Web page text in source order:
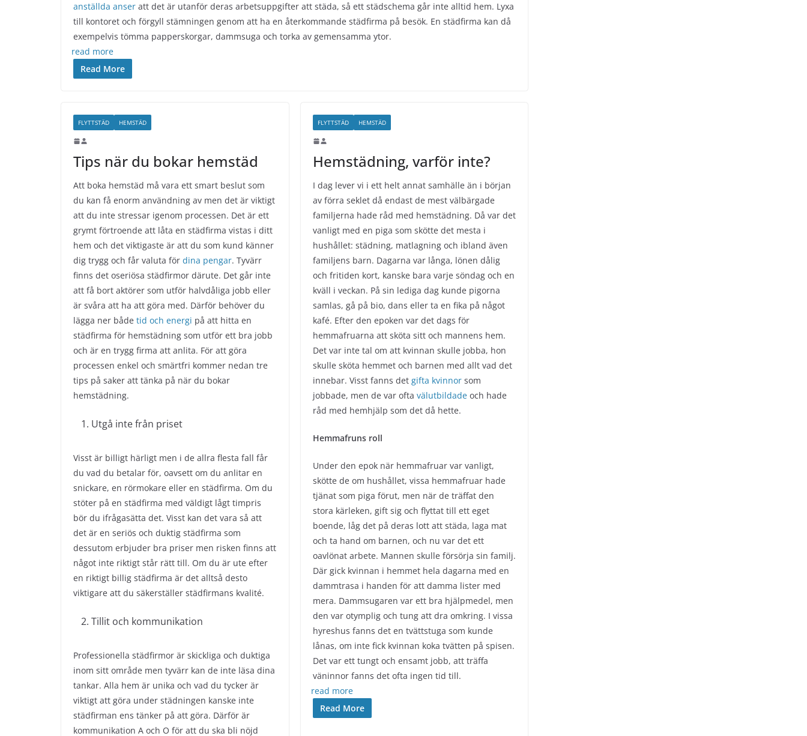
anställda anser att det är utanför deras arbetsuppgifter att städa, så ett städschema går inte alltid hem. Lyxa
till kontoret och förgyll stämningen genom att ha en återkommande städfirma på besök. En städfirma kan då
exempelvis tömma papperskorgar, dammsuga och torka av gemensamma ytor.
read more
Read More
FLYTTSTÄD HEMSTÄD
Tips när du bokar hemstäd
Att boka hemstäd må vara ett smart beslut som
du kan få enorm användning av men det är viktigt
att du inte stressar igenom processen. Det är ett
grymt förtroende att låta en städfirma vistas i ditt
hem och det viktigaste är att du som kund känner
dig trygg och får valuta för dina pengar. Tyvärr
finns det oseriösa städfirmor därute. Det går inte
att få bort aktörer som utför halvdåliga jobb eller
är svåra att ha att göra med. Därför behöver du
lägga ner både tid och energi på att hitta en
städfirma för hemstädning som utför ett bra jobb
och är en trygg firma att anlita. För att göra
processen enkel och smärtfri kommer nedan tre
tips på saker att tänka på när du bokar
hemstädning.
Utgå inte från priset
Visst är billigt härligt men i de allra flesta fall får
du vad du betalar för, oavsett om du anlitar en
snickare, en rörmokare eller en städfirma. Om du
stöter på en städfirma med väldigt lågt timpris
bör du ifrågasätta det. Visst kan det vara så att
det är en seriös och duktig städfirma som
dessutom erbjuder bra priser men risken finns att
något inte riktigt står rätt till. Om du är ute efter
en riktigt billig städfirma är det alltså desto
viktigare att du säkerställer städfirmans kvalité.
Tillit och kommunikation
Professionella städfirmor är skickliga och duktiga
inom sitt område men tyvärr kan de inte läsa dina
tankar. Alla hem är unika och vad du tycker är
viktigt att göra under städningen kanske inte
städfirman ens tänker på att göra. Därför är
kommunikation A och O för att du ska bli nöjd
FLYTTSTÄD HEMSTÄD
Hemstädning, varför inte?
I dag lever vi i ett helt annat samhälle än i början
av förra seklet då endast de mest välbärgade
familjerna hade råd med hemstädning. Då var det
vanligt med en piga som skötte det mesta i
hushållet: städning, matlagning och ibland även
familjens barn. Dagarna var långa, lönen dålig
och fritiden kort, kanske bara varje söndag och en
kväll i veckan. På sin lediga dag kunde pigorna
samlas, gå på bio, dans eller ta en fika på något
kafé. Efter den epoken var det dags för
hemmafruarna att sköta sitt och mannens hem.
Det var inte tal om att kvinnan skulle jobba, hon
skulle sköta hemmet och barnen med allt vad det
innebar. Visst fanns det gifta kvinnorsom
jobbade, men de var ofta välutbildadeoch hade
råd med hemhjälp som det då hette.
Hemmafruns roll
Under den epok när hemmafruar var vanligt,
skötte de om hushållet, vissa hemmafruar hade
tjänat som piga förut, men när de träffat den
stora kärleken, gift sig och flyttat till ett eget
boende, låg det på deras lott att städa, laga mat
och ta hand om barnen, och nu var det ett
oavlönat arbete. Mannen skulle försörja sin familj.
Där gick kvinnan i hemmet hela dagarna med en
dammtrasa i handen för att damma lister med
mera. Dammsugaren var ett bra hjälpmedel, men
den var otymplig och tung att dra omkring. I vissa
hyreshus fanns det en tvättstuga som kunde
lånas, om inte fick kvinnan koka tvätten på spisen.
Det var ett tungt och ensamt jobb, att träffa
väninnor fanns det ofta ingen tid till.
read more
Read More